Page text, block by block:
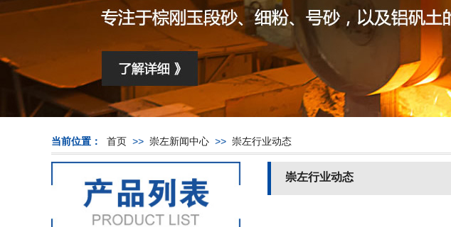
当前位置： 首页 >> 崇左新闻中心 >> 崇左行业动态
崇左行业动态